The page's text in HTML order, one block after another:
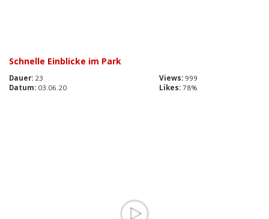
Schnelle Einblicke im Park
Dauer: 23 Views: 999
Datum: 03.06.20 Likes: 78%